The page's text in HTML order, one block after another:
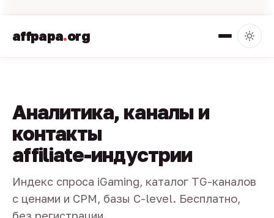
affpapa.org
Аналитика, каналы и
контакты
affiliate-индустрии
Индекс спроса iGaming, каталог TG-каналов
с ценами и CPM, базы C-level. Бесплатно,